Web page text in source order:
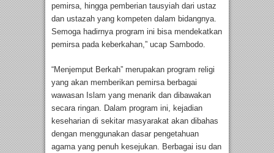
pemirsa, hingga pemberian tausyiah dari ustaz
dan ustazah yang kompeten dalam bidangnya.
Semoga hadirnya program ini bisa mendekatkan
pemirsa pada keberkahan,” ucap Sambodo.
“Menjemput Berkah” merupakan program religi
yang akan memberikan pemirsa berbagai
wawasan Islam yang menarik dan dibawakan
secara ringan. Dalam program ini, kejadian
keseharian di sekitar masyarakat akan dibahas
dengan menggunakan dasar pengetahuan
agama yang penuh kesejukan. Berbagai isu dan